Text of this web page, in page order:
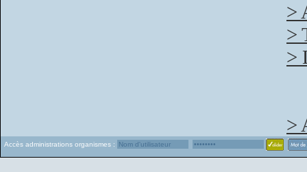
>
>
>
>
Accès administrations organismes :